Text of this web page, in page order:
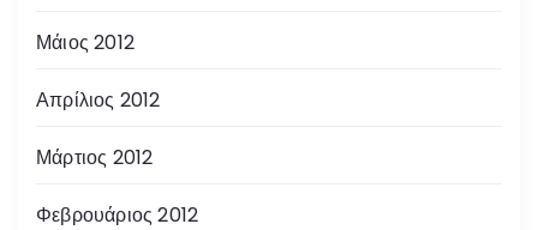
Μάιος 2012
Απρίλιος 2012
Μάρτιος 2012
Φεβρουάριος 2012